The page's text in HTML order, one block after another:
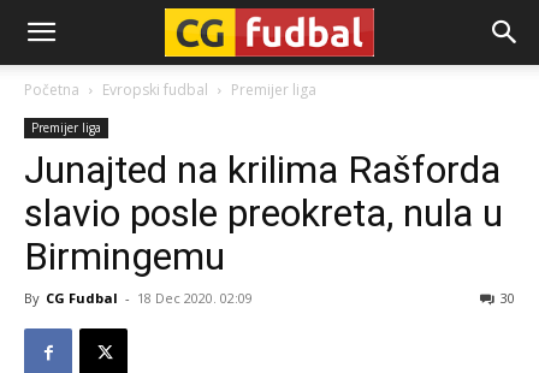
CG-
Fudbal
Početna Evropski fudbal Premijer liga
Premijer liga
Junajted na krilima Rašforda
slavio posle preokreta, nula u
Birmingemu
By CG Fudbal - 18 Dec 2020. 02:09 30